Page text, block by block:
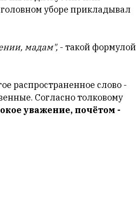
уборе прикладывал
мадам", - такой формулой
распространенное слово -
Согласно толковому
уважение, почётом -